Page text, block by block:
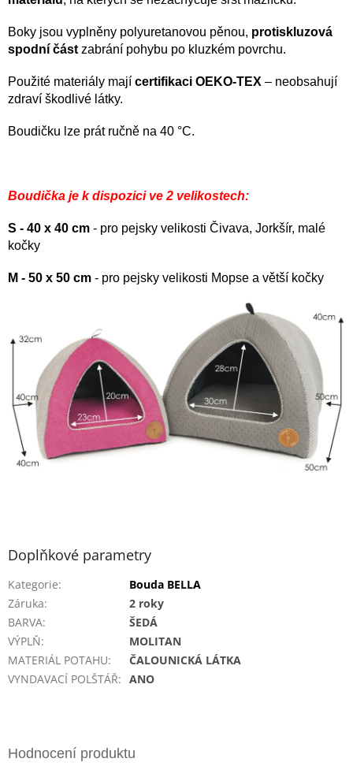
Boky jsou vyplněny polyuretanovou pěnou, protiskluzová
spodní část zabrání pohybu po kluzkém povrchu.
Použité materiály mají certifikaci OEKO-TEX – neobsahují
zdraví škodlivé látky.
Boudičku lze prát ručně na 40 °C.
Boudička je k dispozici ve 2 velikostech:
S - 40 x 40 cm - pro pejsky velikosti Čivava, Jorkšír, malé
kočky
M - 50 x 50 cm - pro pejsky velikosti Mopse a větší kočky
Doplňkové parametry
Kategorie:
Bouda BELLA
Záruka:
2 roky
BARVA:
ŠEDÁ
VÝPLŇ:
MOLITAN
MATERIÁL POTAHU:
ČALOUNICKÁ LÁTKA
VYNDAVACÍ POLŠTÁŘ: ANO